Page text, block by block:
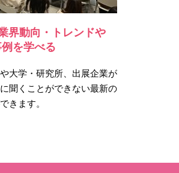
界動向・トレンドや
を学べる
大学・研究所、出展企業が
聞くことができない最新の
きます。